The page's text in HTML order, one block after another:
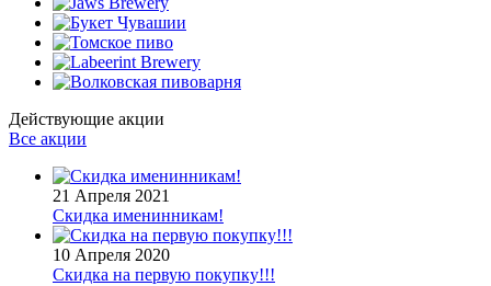
Действующие акции
Все акции
21 Апреля 2021
Скидка именинникам!
10 Апреля 2020
Скидка на первую покупку!!!